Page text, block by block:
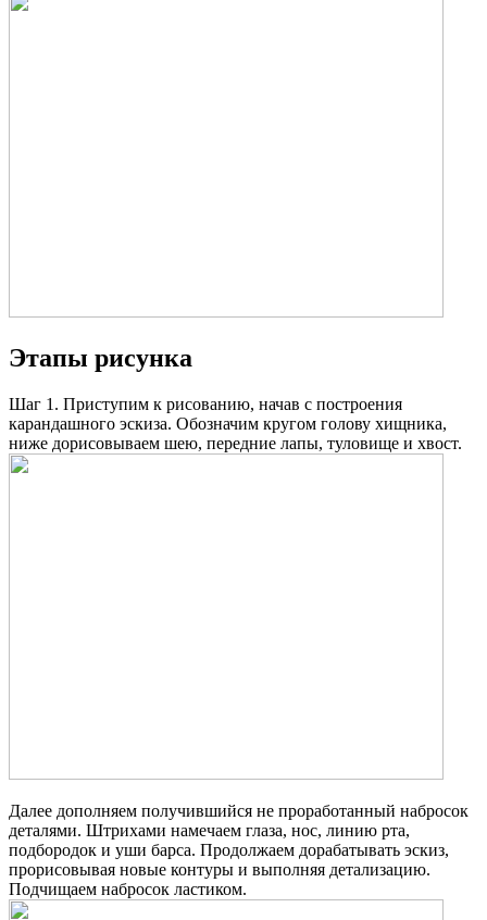
Этапы рисунка
Шаг 1. Приступим к рисованию, начав с построения
карандашного эскиза. Обозначим кругом голову хищника,
ниже дорисовываем шею, передние лапы, туловище и хвост.
Далее дополняем получившийся не проработанный набросок
деталями. Штрихами намечаем глаза, нос, линию рта,
подбородок и уши барса. Продолжаем дорабатывать эскиз,
прорисовывая новые контуры и выполняя детализацию.
Подчищаем набросок ластиком.